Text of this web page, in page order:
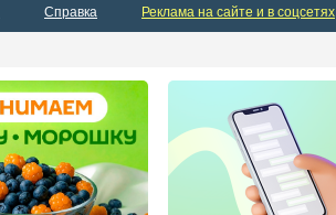
Справка Реклама на сайте и в соцсетях